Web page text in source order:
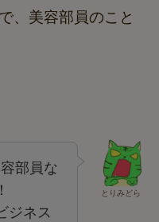
、美容部員のこと
とりみどら
部員な
ジネス